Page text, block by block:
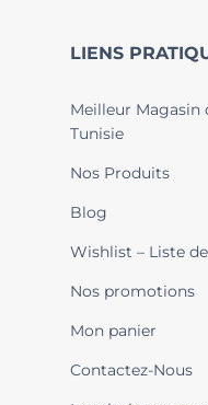
LIENS
Meilleur Magasin
Tunisie
Nos Produits
Blog
Wishlist – Liste
Nos promotions
Mon panier
Contactez-Nous